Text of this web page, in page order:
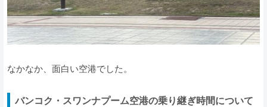
なかなか、面白い空港でした。
バンコク・スワンナプーム空港の乗り継ぎ時間について